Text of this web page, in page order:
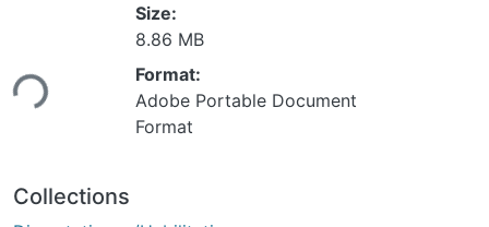
Loading...
Size:
8.86 MB
Format:
Adobe Portable Document
Format
Collections